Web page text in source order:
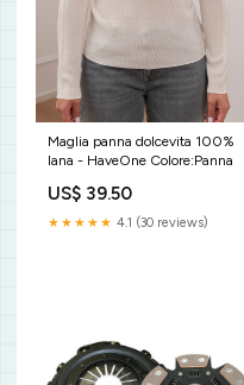
Maglia panna dolcevita 100%
lana - HaveOne Colore:Panna
US$ 39.50
★★★★★ 4.1 (30 reviews)